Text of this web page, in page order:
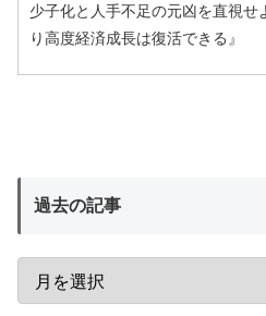
少子化と人手不足の元凶を直視せ
り高度経済成長は復活できる』
過去の記事